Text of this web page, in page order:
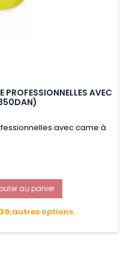
PROFESSIONNELLES AVEC
avec came à
et rapide d'utilisation.
chargements pendant
résistante aux UV et aux
pas l'eau.
au panier
options